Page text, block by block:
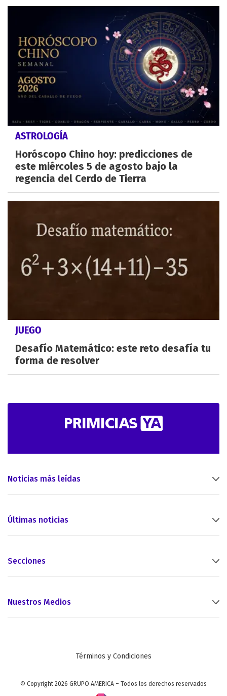
ASTROLOGÍA
Horóscopo Chino hoy: predicciones de
este miércoles 5 de agosto bajo la
regencia del Cerdo de Tierra
JUEGO
Desafío Matemático: este reto desafía tu
forma de resolver
Noticias más leídas
Últimas noticias
Secciones
Nuestros Medios
Términos y Condiciones
© Copyright 2026 GRUPO AMERICA – Todos los derechos reservados